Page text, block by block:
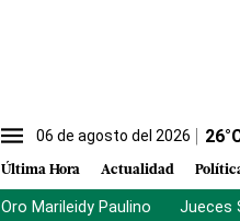
06 de agosto del 2026 26
Última Hora Actualidad
Oro Marileidy Paulino Jueces